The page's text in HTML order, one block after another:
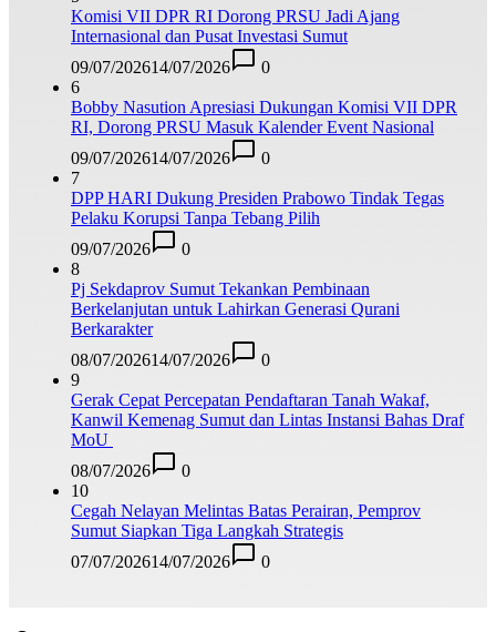
Komisi VII DPR RI Dorong PRSU Jadi Ajang
Internasional dan Pusat Investasi Sumut
09/07/202614/07/2026
0
6
Bobby Nasution Apresiasi Dukungan Komisi VII DPR
RI, Dorong PRSU Masuk Kalender Event Nasional
09/07/202614/07/2026
0
7
DPP HARI Dukung Presiden Prabowo Tindak Tegas
Pelaku Korupsi Tanpa Tebang Pilih
09/07/2026
0
8
Pj Sekdaprov Sumut Tekankan Pembinaan
Berkelanjutan untuk Lahirkan Generasi Qurani
Berkarakter
08/07/202614/07/2026
0
9
Gerak Cepat Percepatan Pendaftaran Tanah Wakaf,
Kanwil Kemenag Sumut dan Lintas Instansi Bahas Draf
MoU
08/07/2026
0
10
Cegah Nelayan Melintas Batas Perairan, Pemprov
Sumut Siapkan Tiga Langkah Strategis
07/07/202614/07/2026 0